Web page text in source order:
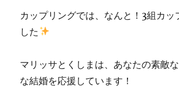
カップリングでは、なんと！3組カッ
した
マリッサとくしまは、あなたの素敵
な結婚を応援しています！